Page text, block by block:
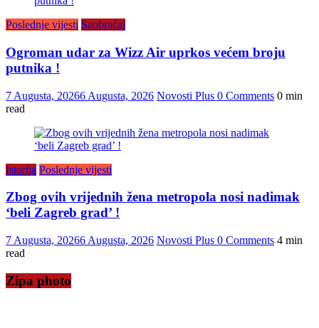
Poslednje vijesti Saobraćaj
Ogroman udar za Wizz Air uprkos većem broju
putnika !
7 Augusta, 20266 Augusta, 2026 Novosti Plus 0 Comments 0 min
read
Istorija Poslednje vijesti
Zbog ovih vrijednih žena metropola nosi nadimak
‘beli Zagreb grad’ !
7 Augusta, 20266 Augusta, 2026 Novosti Plus 0 Comments 4 min
read
Zipa photo